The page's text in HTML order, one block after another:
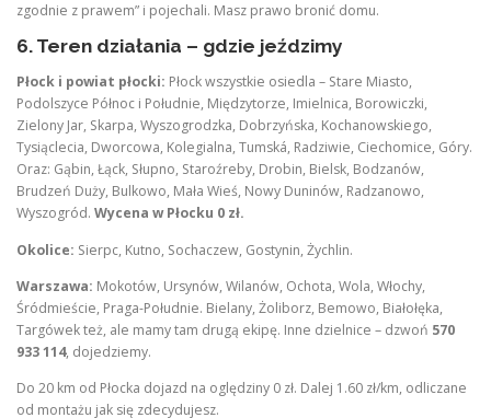
zgodnie z prawem” i pojechali. Masz prawo bronić domu.
6. Teren działania – gdzie jeździmy
Płock i powiat płocki: Płock wszystkie osiedla – Stare Miasto,
Podolszyce Północ i Południe, Międzytorze, Imielnica, Borowiczki,
Zielony Jar, Skarpa, Wyszogrodzka, Dobrzyńska, Kochanowskiego,
Tysiąclecia, Dworcowa, Kolegialna, Tumská, Radziwie, Ciechomice, Góry.
Oraz: Gąbin, Łąck, Słupno, Staroźreby, Drobin, Bielsk, Bodzanów,
Brudzeń Duży, Bulkowo, Mała Wieś, Nowy Duninów, Radzanowo,
Wyszogród. Wycena w Płocku 0 zł.
Okolice: Sierpc, Kutno, Sochaczew, Gostynin, Żychlin.
Warszawa: Mokotów, Ursynów, Wilanów, Ochota, Wola, Włochy,
Śródmieście, Praga-Południe. Bielany, Żoliborz, Bemowo, Białołęka,
Targówek też, ale mamy tam drugą ekipę. Inne dzielnice – dzwoń 570
933 114, dojedziemy.
Do 20 km od Płocka dojazd na oględziny 0 zł. Dalej 1.60 zł/km, odliczane
od montażu jak się zdecydujesz.